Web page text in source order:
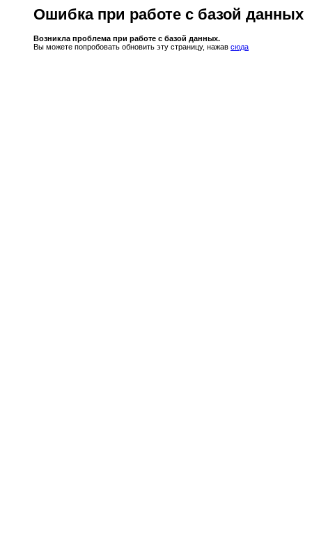
Ошибка при работе с базой данных
Возникла проблема при работе с базой данных.
Вы можете попробовать обновить эту страницу, нажав сюда